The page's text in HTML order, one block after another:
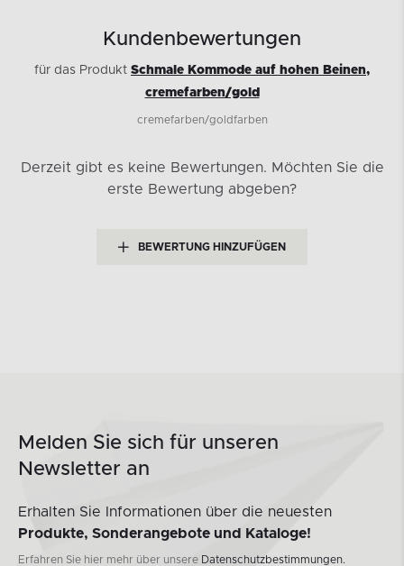
Kundenbewertungen
für das Produkt Schmale Kommode auf hohen Beinen,
cremefarben/gold
cremefarben/goldfarben
Derzeit gibt es keine Bewertungen. Möchten Sie die
erste Bewertung abgeben?
BEWERTUNG HINZUFÜGEN
Melden Sie sich für unseren
Newsletter an
Erhalten Sie Informationen über die neuesten
Produkte, Sonderangebote und Kataloge!
Erfahren Sie hier mehr über unsere Datenschutzbestimmungen.